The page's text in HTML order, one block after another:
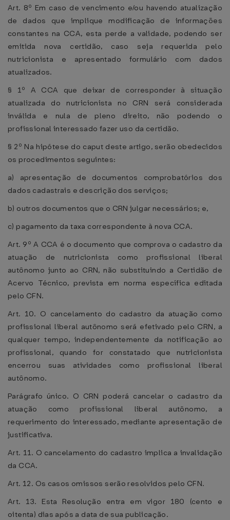
Art. 8º Em caso de vencimento e/ou havendo atualização
de dados que implique modificação de informações
constantes na CCA, esta perde a validade, podendo ser
emitida nova certidão, caso seja requerida pelo
nutricionista e apresentado formulário com dados
atualizados.
§ 1º A CCA que deixar de corresponder à situação
atualizada do nutricionista no CRN será considerada
inválida e nula de pleno direito, não podendo o
profissional interessado fazer uso da certidão.
§ 2º Na hipótese do caput deste artigo, serão obedecidos
os procedimentos seguintes:
a) apresentação de documentos comprobatórios dos
dados cadastrais e descrição dos serviços;
b) outros documentos que o CRN julgar necessários; e,
c) pagamento da taxa correspondente à nova CCA.
Art. 9º A CCA é o documento que comprova o cadastro da
atuação de nutricionista como profissional liberal
autônomo junto ao CRN, não substituindo a Certidão de
Acervo Técnico, prevista em norma específica editada
pelo CFN.
Art. 10. O cancelamento do cadastro da atuação como
profissional liberal autônomo será efetivado pelo CRN, a
qualquer tempo, independentemente da notificação ao
profissional, quando for constatado que nutricionista
encerrou suas atividades como profissional liberal
autônomo.
Parágrafo único. O CRN poderá cancelar o cadastro da
atuação como profissional liberal autônomo, a
requerimento do interessado, mediante apresentação de
justificativa.
Art. 11. O cancelamento do cadastro implica a invalidação
da CCA.
Art. 12. Os casos omissos serão resolvidos pelo CFN.
Art. 13. Esta Resolução entra em vigor 180 (cento e
oitenta) dias após a data de sua publicação.